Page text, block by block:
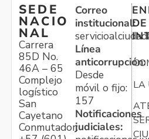
SEDE
NACIO
NAL
Carrera
85D No.
46A – 65
Complejo
logístico
San
Cayetano
Conmutador:
Correo
institucional:
Línea
anticorrupción:
Desde
móvil o fijo:
157
Notificaciones
judiciales:
DE
LA